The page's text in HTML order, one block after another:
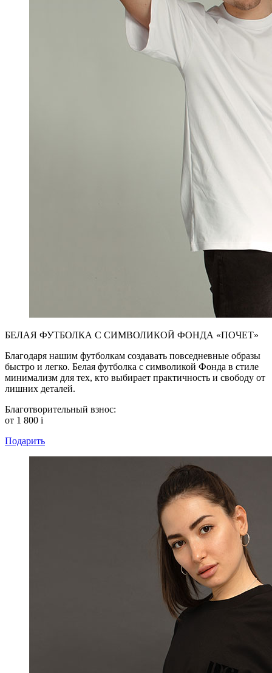
БЕЛАЯ ФУТБОЛКА С СИМВОЛИКОЙ ФОНДА «ПОЧЕТ»
Благодаря нашим футболкам создавать повседневные образы
быстро и легко. Белая футболка с символикой Фонда в стиле
минимализм для тех, кто выбирает практичность и свободу от
лишних деталей.
Благотворительный взнос:
от 1 800 i
Подарить